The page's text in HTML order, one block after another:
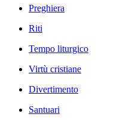
Preghiera
Riti
Tempo liturgico
Virtù cristiane
Divertimento
Santuari